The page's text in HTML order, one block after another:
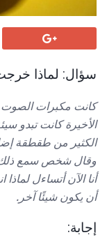
سؤال: لماذا
كانت مكبرات الصوت
الأخيرة كانت تبدو
الكثير من طقطقة
وقال شخص سمع ذلك
أنا الآن أتساءل
أن يكون شيئًا آخر.
إجابة: